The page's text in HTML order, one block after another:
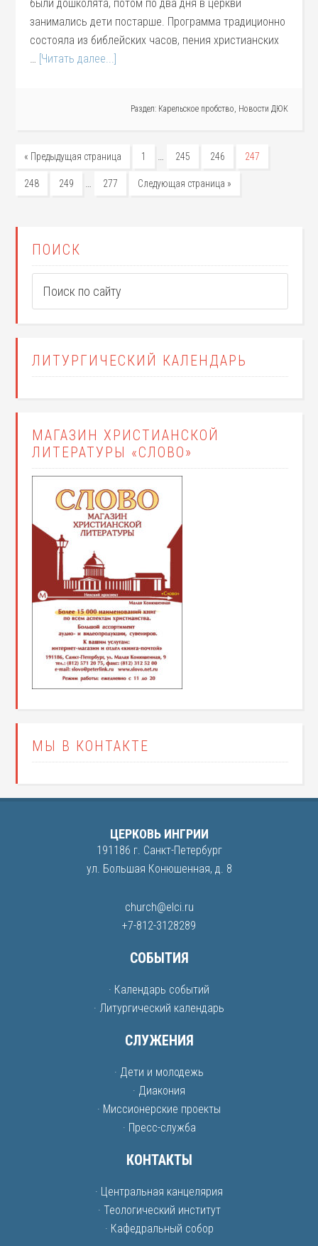
были дошколята, потом по два дня в церкви
занимались дети постарше. Программа традиционно
состояла из библейских часов, пения христианских
… [Читать далее...]
Раздел: Карельское пробство, Новости ДЮК
« Предыдущая страница 1 … 245 246 247
248 249 … 277 Следующая страница »
ПОИСК
ЛИТУРГИЧЕСКИЙ КАЛЕНДАРЬ
МАГАЗИН ХРИСТИАНСКОЙ
ЛИТЕРАТУРЫ «СЛОВО»
МЫ В КОНТАКТЕ
ЦЕРКОВЬ ИНГРИИ
191186 г. Санкт-Петербург
ул. Большая Конюшенная, д. 8
church@elci.ru
+7-812-3128289
СОБЫТИЯ
· Календарь событий
· Литургический календарь
СЛУЖЕНИЯ
· Дети и молодежь
· Диакония
· Миссионерские проекты
· Пресс-служба
КОНТАКТЫ
· Центральная канцелярия
· Теологический институт
· Кафедральный собор